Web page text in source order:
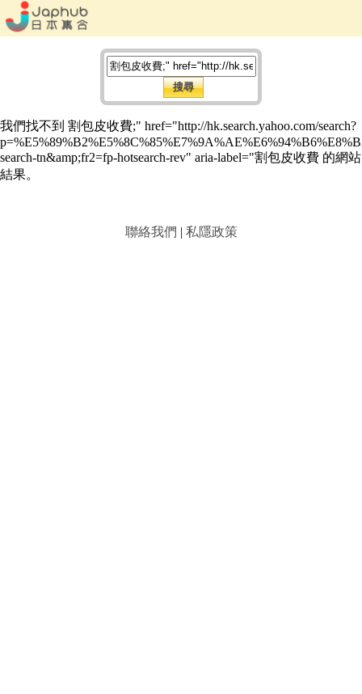
我們找不到 割包皮收費;" href="http://hk.search.yahoo.com/search?
search-tn&amp;fr2=fp-hotsearch-rev" aria-label="割包皮收費 的網站
結果。
聯絡我們 | 私隱政策